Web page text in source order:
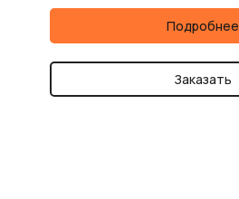
Подробнее
Заказать